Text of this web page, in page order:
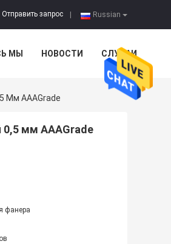
Russian
Отправить запрос
МЫ НОВОСТИ СЛУЧАИ
Мм AAAGrade
мм AAAGrade
фанера